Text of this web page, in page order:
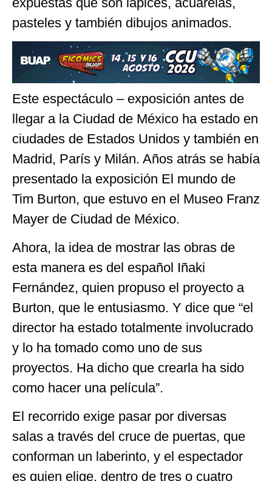
pasteles y también dibujos animados.
Este espectáculo – exposición antes de
llegar a la Ciudad de México ha estado en
ciudades de Estados Unidos y también en
Madrid, París y Milán. Años atrás se había
presentado la exposición El mundo de
Tim Burton, que estuvo en el Museo Franz
Mayer de Ciudad de México.
Ahora, la idea de mostrar las obras de
esta manera es del español Iñaki
Fernández, quien propuso el proyecto a
Burton, que le entusiasmo. Y dice que “el
director ha estado totalmente involucrado
y lo ha tomado como uno de sus
proyectos. Ha dicho que crearla ha sido
como hacer una película”.
El recorrido exige pasar por diversas
salas a través del cruce de puertas, que
conforman un laberinto, y el espectador
es quien elige, dentro de tres o cuatro